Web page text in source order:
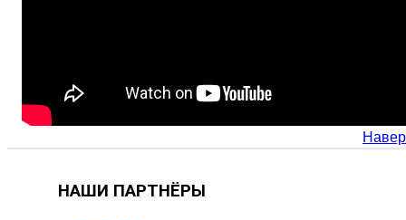
НАШИ ПАРТНЁРЫ